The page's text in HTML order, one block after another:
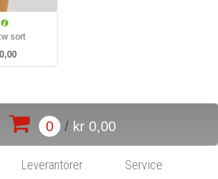
sort
0 / kr 0,00
Leverantörer Service